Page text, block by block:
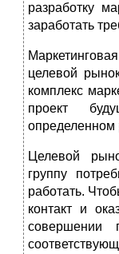
разработку
заработать
целевой
комплекс
проект
определенном
Целевой
группу
работать.
контакт и
совершении